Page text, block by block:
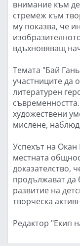
внимание към
стремеж към
му показва, че
вдъхновяващ
Темата "Бай
участниците да
литературен
художествени
мислене,
Успехът на Окан
местната
доказателство,
продължават да
развитие на
творческа
Редактор "Екип